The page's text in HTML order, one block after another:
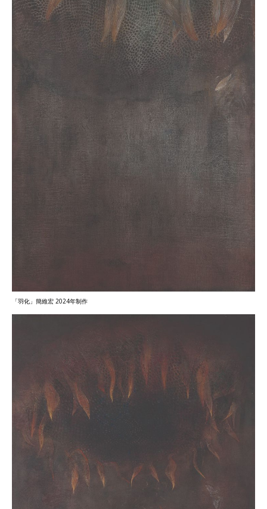
「羽化」簡維宏 2024年制作